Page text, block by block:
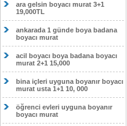
ara gelsin boyacı murat 3+1
19,000TL
ankarada 1 günde boya badana
boyacı murat
acil boyacı boya badana boyacı
murat 2+1 15,000
bina içleri uyguna boyanır boyacı
murat usta 1+1 10, 000
öğrenci evleri uyguna boyanır
boyacı murat